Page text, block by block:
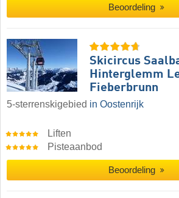
Beoordeling
Skicircus
Hinterglemm
Fieberbrunn
5-sterrenskigebied in Oostenrijk
Liften
Pisteaanbod
Beoordeling